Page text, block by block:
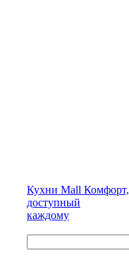
Кухни Mall Комфорт,
доступный
каждому